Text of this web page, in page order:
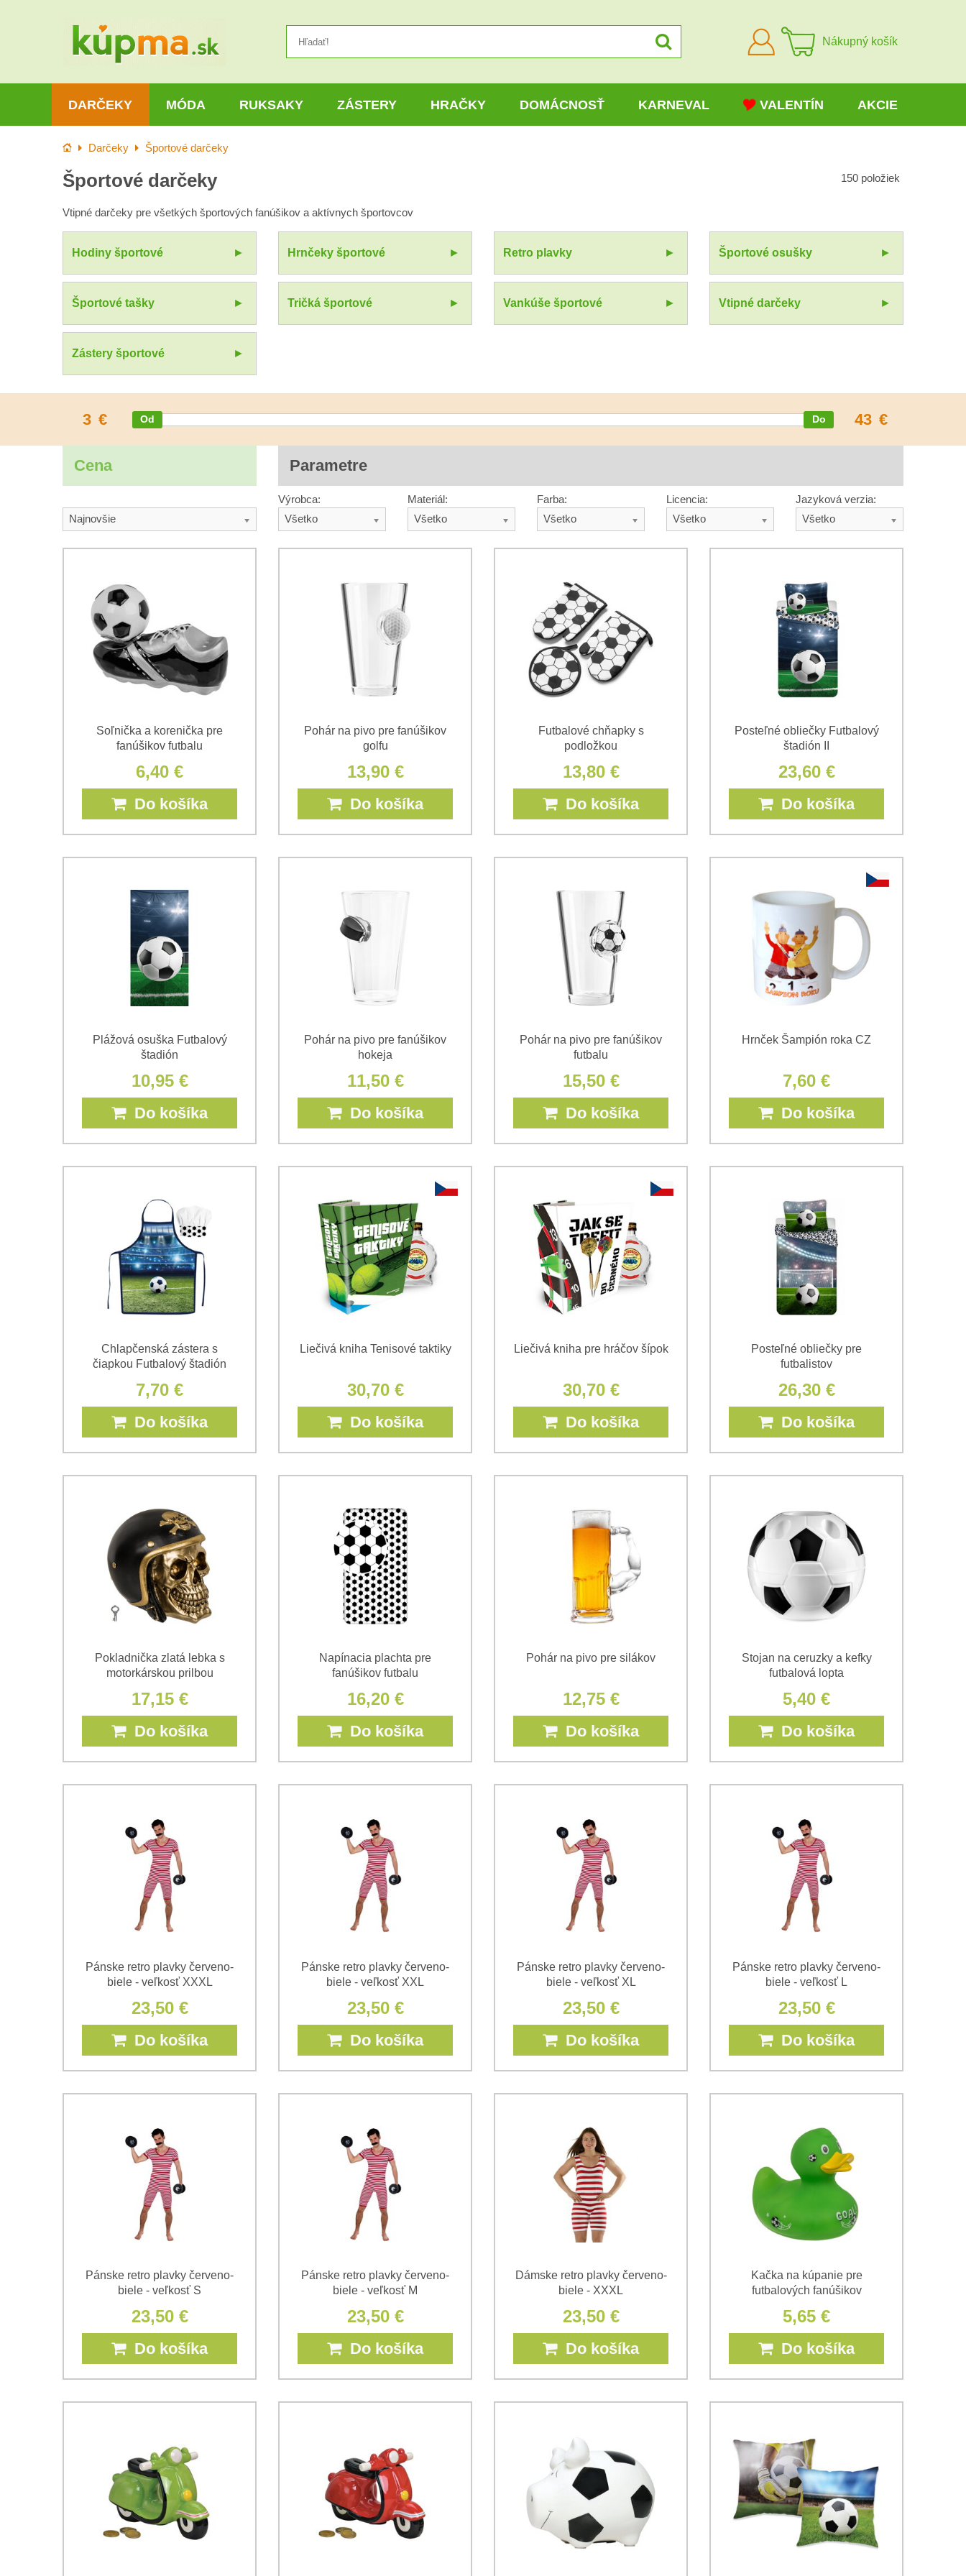
Prihlásiť
sa
Nákupný košík
DARČEKY MÓDA RUKSAKY ZÁSTERY HRAČKY DOMÁCNOSŤ KARNEVAL VALENTÍN AKCIE
Úvod Darčeky Športové darčeky
Športové darčeky 150 položiek
Vtipné darčeky pre všetkých športových fanúšikov a aktívnych športovcov
Hodiny športové Hrnčeky športové Retro plavky Športové osušky
Športové tašky Tričká športové Vankúše športové Vtipné darčeky
Zástery športové
3 € 43 €
Cena Parametre
Najnovšie
Výrobca:
Všetko
Materiál:
Všetko
Farba:
Všetko
Licencia:
Všetko
Jazyková verzia:
Všetko
Soľnička a korenička pre
fanúšikov futbalu
6,40 €
Do košíka
Pohár na pivo pre fanúšikov
golfu
13,90 €
Do košíka
Futbalové chňapky s
podložkou
13,80 €
Do košíka
Posteľné obliečky Futbalový
štadión II
23,60 €
Do košíka
Plážová osuška Futbalový
štadión
10,95 €
Do košíka
Pohár na pivo pre fanúšikov
hokeja
11,50 €
Do košíka
Pohár na pivo pre fanúšikov
futbalu
15,50 €
Do košíka
Hrnček Šampión roka CZ
7,60 €
Do košíka
Chlapčenská zástera s
čiapkou Futbalový štadión
7,70 €
Do košíka
Liečivá kniha Tenisové taktiky
30,70 €
Do košíka
Liečivá kniha pre hráčov šípok
30,70 €
Do košíka
Posteľné obliečky pre
futbalistov
26,30 €
Do košíka
Pokladnička zlatá lebka s
motorkárskou prilbou
17,15 €
Do košíka
Napínacia plachta pre
fanúšikov futbalu
16,20 €
Do košíka
Pohár na pivo pre silákov
12,75 €
Do košíka
Stojan na ceruzky a kefky
futbalová lopta
5,40 €
Do košíka
Pánske retro plavky červeno-
biele - veľkosť XXXL
23,50 €
Do košíka
Pánske retro plavky červeno-
biele - veľkosť XXL
23,50 €
Do košíka
Pánske retro plavky červeno-
biele - veľkosť XL
23,50 €
Do košíka
Pánske retro plavky červeno-
biele - veľkosť L
23,50 €
Do košíka
Pánske retro plavky červeno-
biele - veľkosť S
23,50 €
Do košíka
Pánske retro plavky červeno-
biele - veľkosť M
23,50 €
Do košíka
Dámske retro plavky červeno-
biele - XXXL
23,50 €
Do košíka
Kačka na kúpanie pre
futbalových fanúšikov
5,65 €
Do košíka